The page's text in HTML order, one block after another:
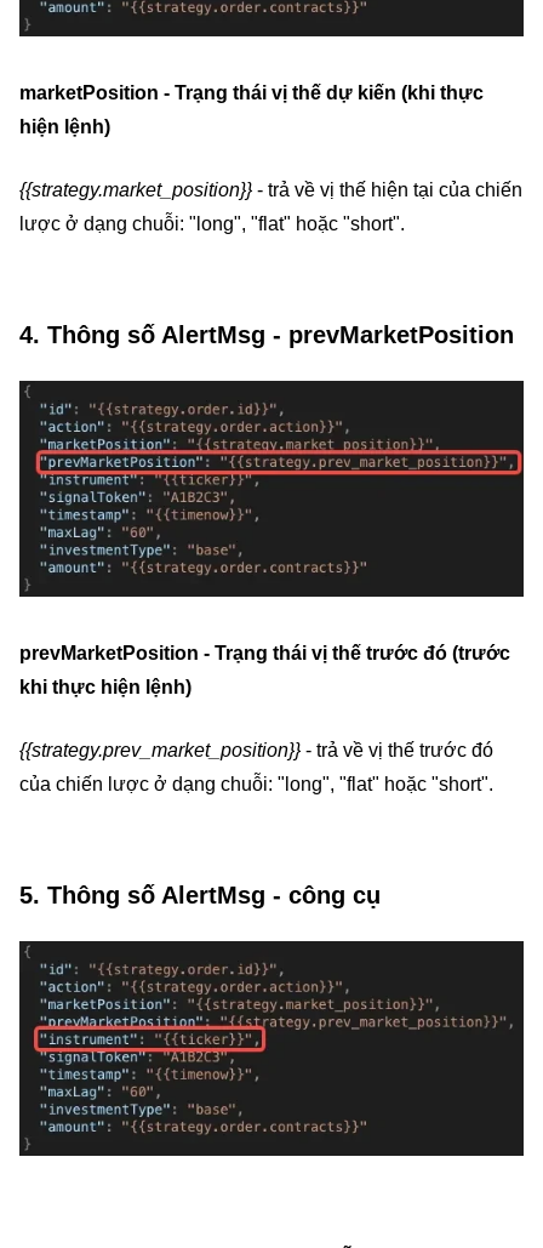
marketPosition - Trạng thái vị thế dự kiến (khi thực
hiện lệnh)
{{strategy.market_position}} - trả về vị thế hiện tại của chiến
lược ở dạng chuỗi: "long", "flat" hoặc "short".
4. Thông số AlertMsg - prevMarketPosition
prevMarketPosition - Trạng thái vị thế trước đó (trước
khi thực hiện lệnh)
{{strategy.prev_market_position}} - trả về vị thế trước đó
của chiến lược ở dạng chuỗi: "long", "flat" hoặc "short".
5. Thông số AlertMsg - công cụ